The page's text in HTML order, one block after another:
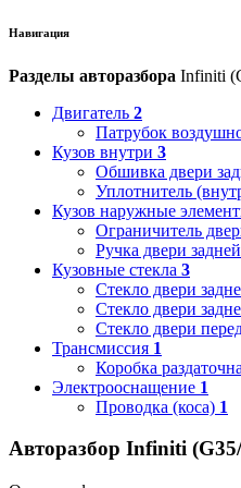
Навигация
Разделы авторазбора Infiniti
Двигатель 2
Патрубок
Кузов внутри 3
Обшивка двери
Уплотнитель
Кузов наружные
Ограничитель
Ручка двери
Кузовные стекла 3
Стекло двери
Стекло двери
Стекло двери
Трансмиссия 1
Коробка
Электрооснащение 1
Проводка (коса) 1
Авторазбор Infiniti